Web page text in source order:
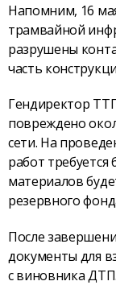
Напомним, 16
трамвайной
разрушены
часть
Гендиректор
повреждено
сети. На
работ требуется
материалов
резервного
После
документы для
с виновника ДТП.